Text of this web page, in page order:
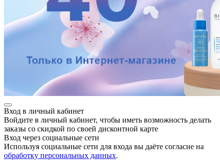
Вход в личный кабинет
Войдите в личный кабинет, чтобы иметь возможность делать
заказы со скидкой по своей дисконтной карте
Вход через социальные сети
Используя социальные сети для входа вы даёте согласие на
обработку персональных данных.